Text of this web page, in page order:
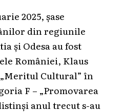
2025, șase
din regiunile
și Odesa au fost
României, Klaus
Cultural” în
F – „Promovarea
anul trecut s-au